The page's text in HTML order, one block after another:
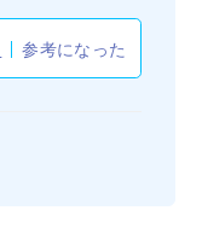
所かその日の
して次の日
参考になった